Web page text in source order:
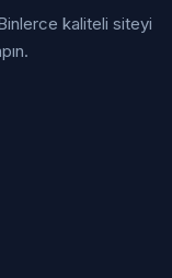
kaliteli siteyi